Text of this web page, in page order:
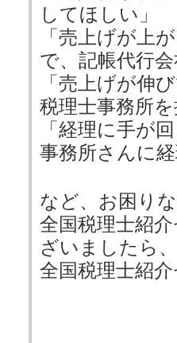
してほしい」
「売上げが上
で、記帳代行
「売上げが伸
税理士事務所を
「経理に手が
事務所さんに
など、お困り
全国税理士紹
ざいましたら、
全国税理士紹